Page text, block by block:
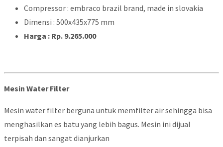
Compressor : embraco brazil brand, made in slovakia
Dimensi : 500x435x775 mm
Harga : Rp. 9.265.000
Mesin Water Filter
Mesin water filter berguna untuk memfilter air sehingga bisa
menghasilkan es batu yang lebih bagus. Mesin ini dijual
terpisah dan sangat dianjurkan